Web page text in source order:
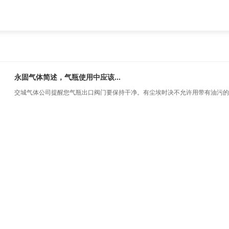
永固气体简述，气瓶使用中应该...
交城气体公司提醒您气瓶出口阀门要保持干净。有尘埃时决不允许用带有油污